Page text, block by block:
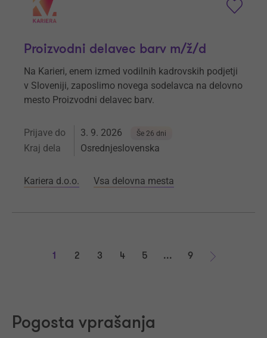
Proizvodni delavec barv m/ž/d
Na Karieri, enem izmed vodilnih kadrovskih podjetji
v Sloveniji, zaposlimo novega sodelavca na delovno
mesto Proizvodni delavec barv.
Prijave do 3. 9. 2026 Še 26 dni
Kraj dela Osrednjeslovenska
Kariera d.o.o. Vsa delovna mesta
1 2 3 4 5 ...
9
Pogosta vprašanja